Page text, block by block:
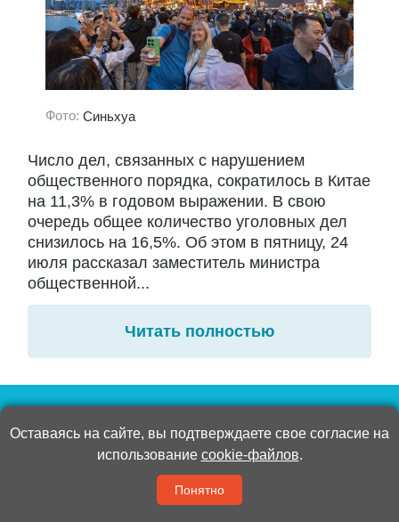
Фото: Синьхуа
Число дел, связанных с нарушением
общественного порядка, сократилось в Китае
на 11,3% в годовом выражении. В свою
очередь общее количество уголовных дел
снизилось на 16,5%. Об этом в пятницу, 24
июля рассказал заместитель министра
общественной...
Читать полностью
Еженедельная
рассылкаТруда
Оставаясь на сайте, вы подтверждаете свое согласие на
использование cookie-файлов.
Понятно